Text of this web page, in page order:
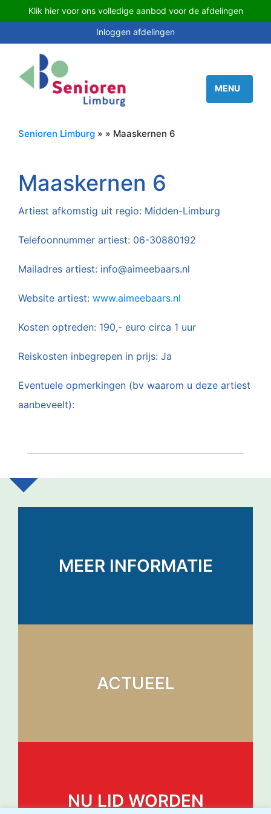
Klik hier voor ons volledige aanbod voor de afdelingen
Inloggen afdelingen
Senioren Limburg » » Maaskernen 6
Maaskernen 6
Artiest afkomstig uit regio: Midden-Limburg
Telefoonnummer artiest: 06-30880192
Mailadres artiest: info@aimeebaars.nl
Website artiest: www.aimeebaars.nl
Kosten optreden: 190,- euro circa 1 uur
Reiskosten inbegrepen in prijs: Ja
Eventuele opmerkingen (bv waarom u deze artiest
aanbeveelt):
MEER INFORMATIE
ACTUEEL
NU LID WORDEN